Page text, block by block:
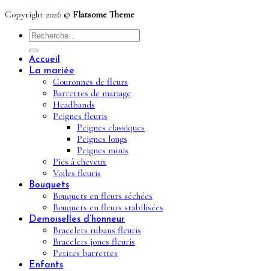
Copyright 2026 © Flatsome Theme
Recherche
pour :
Accueil
La mariée
Couronnes de fleurs
Barrettes de mariage
Headbands
Peignes fleuris
Peignes classiques
Peignes longs
Peignes minis
Pics à cheveux
Voiles fleuris
Bouquets
Bouquets en fleurs séchées
Bouquets en fleurs stabilisées
Demoiselles d’honneur
Bracelets rubans fleuris
Bracelets joncs fleuris
Petites barrettes
Enfants